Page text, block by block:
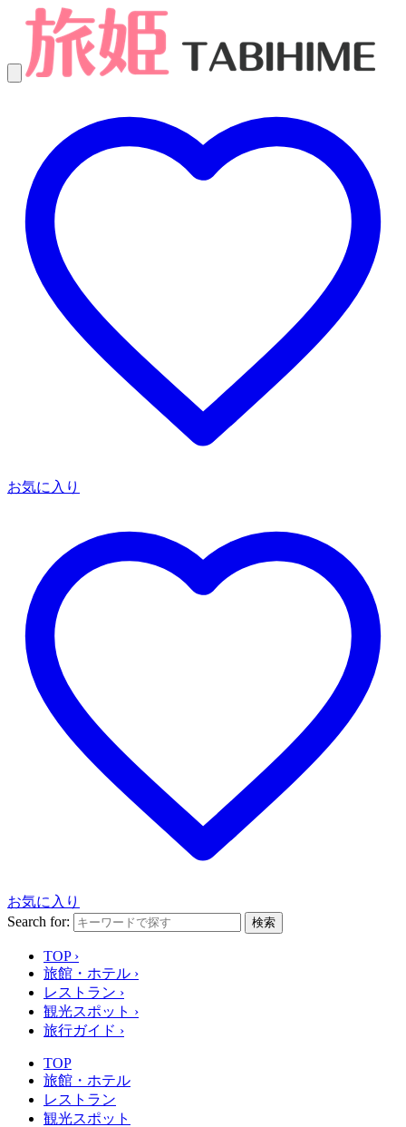
お気に入り
お気に入り
Search for:
検索
TOP ›
旅館・ホテル ›
レストラン ›
観光スポット ›
旅行ガイド ›
TOP
旅館・ホテル
レストラン
観光スポット